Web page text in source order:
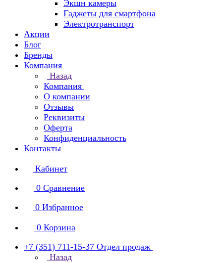
Экшн камеры
Гаджеты для смартфона
Электротранспорт
Акции
Блог
Бренды
Компания
Назад
Компания
О компании
Отзывы
Реквизиты
Оферта
Конфиденциальность
Контакты
Кабинет
0 Сравнение
0 Избранное
0 Корзина
+7 (351) 711-15-37 Отдел продаж
Назад